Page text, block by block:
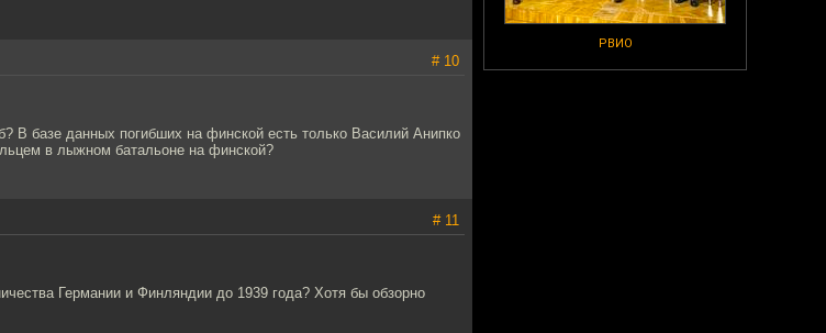
РВИО
# 10
В базе данных погибших на финской есть только Василий Анипко
в лыжном батальоне на финской?
# 11
Германии и Финляндии до 1939 года? Хотя бы обзорно